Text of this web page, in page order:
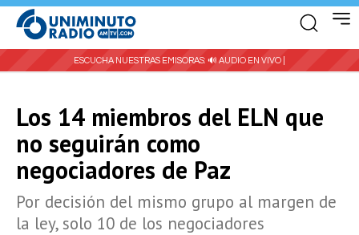
ESCUCHA NUESTRAS EMISORAS: 🔊 AUDIO EN VIVO |
Los 14 miembros del ELN que
no seguirán como
negociadores de Paz
Por decisión del mismo grupo al margen de
la ley, solo 10 de los negociadores